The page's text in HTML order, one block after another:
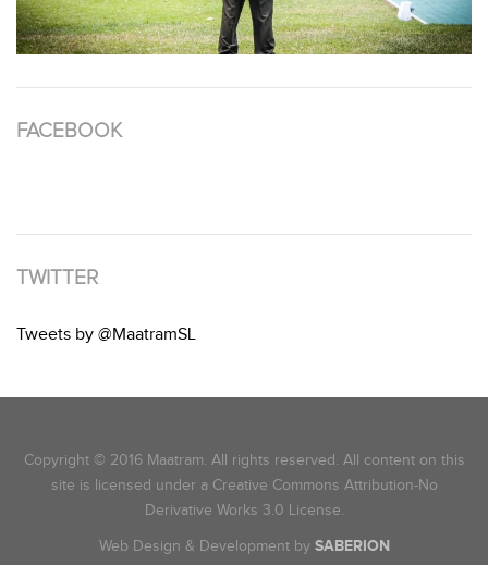
FACEBOOK
TWITTER
Tweets by @MaatramSL
Copyright © 2016 Maatram. All rights reserved. All content on this
site is licensed under a Creative Commons Attribution-No
Derivative Works 3.0 License.
Web Design & Development by SABERION